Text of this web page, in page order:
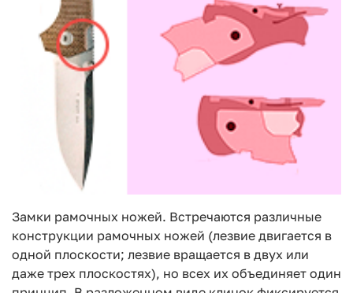
Замки рамочных ножей. Встречаются различные
конструкции рамочных ножей (лезвие двигается в
одной плоскости; лезвие вращается в двух или
даже трех плоскостях), но всех их объединяет один